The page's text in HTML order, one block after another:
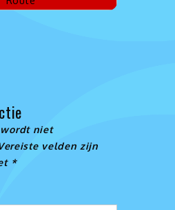
wordt niet
velden zijn
*